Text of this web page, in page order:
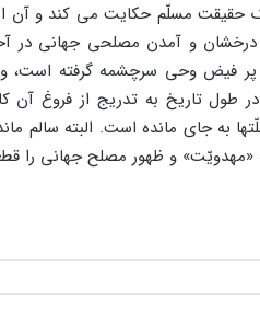
مسلّم حکایت مى کند و آن این
و آمدن مصلحى جهانى در
پر فیض وحى سرچشمه گرفته
طول تاریخ به تدریج از فروغ آن
به جاى مانده است. البته سالم
«مهدویّت» و ظهور مصلح جهانى را